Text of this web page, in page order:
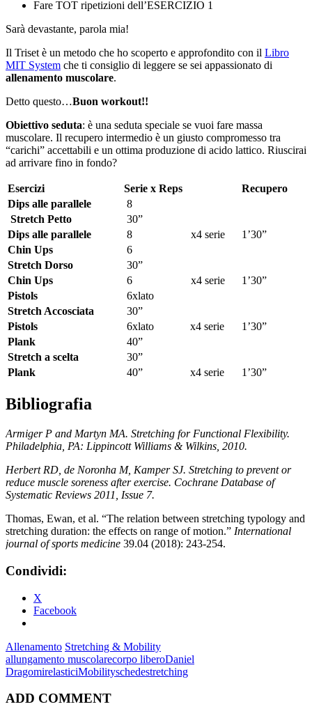
Fare TOT ripetizioni dell’ESERCIZIO 1
Sarà devastante, parola mia!
Il Triset è un metodo che ho scoperto e approfondito con il Libro
MIT System che ti consiglio di leggere se sei appassionato di
allenamento muscolare.
Detto questo…Buon workout!!
Obiettivo seduta: è una seduta speciale se vuoi fare massa
muscolare. Il recupero intermedio è un giusto compromesso tra
“carichi” accettabili e un ottima produzione di acido lattico. Riuscirai
ad arrivare fino in fondo?
Esercizi Serie x Reps
Recupero
Dips alle parallele
8
Stretch Petto
30”
Dips alle parallele
8 x4 serie
1’30”
Chin Ups
6
Stretch Dorso
30”
Chin Ups
6 x4 serie
1’30”
Pistols
6xlato
Stretch Accosciata
30”
Pistols
6xlato x4 serie
1’30”
Plank
40”
Stretch a scelta
30”
Plank
40” x4 serie 1’30”
Bibliografia
Armiger P and Martyn MA. Stretching for Functional Flexibility.
Philadelphia, PA: Lippincott Williams & Wilkins, 2010.
Herbert RD, de Noronha M, Kamper SJ. Stretching to prevent or
reduce muscle soreness after exercise. Cochrane Database of
Systematic Reviews 2011, Issue 7.
Thomas, Ewan, et al. “The relation between stretching typology and
stretching duration: the effects on range of motion.” International
journal of sports medicine 39.04 (2018): 243-254.
Condividi:
X
Facebook
Allenamento Stretching & Mobility
allungamento muscolarecorpo liberoDaniel
DragomirelasticiMobilityschedestretching
ADD COMMENT